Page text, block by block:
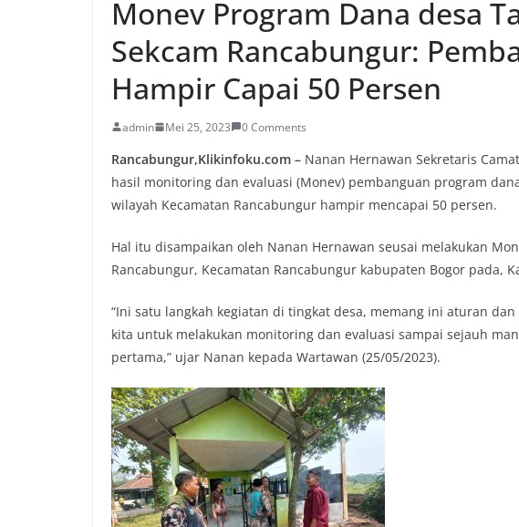
Monev Program Dana desa
Sekcam Rancabungur:
Hampir Capai 50 Persen
admin Mei 25, 2023 0 Comments
Rancabungur,Klikinfoku.com – Nanan Hernawan Sekretaris
hasil monitoring dan evaluasi (Monev) pembanguan program
wilayah Kecamatan Rancabungur hampir mencapai 50 persen.
Hal itu disampaikan oleh Nanan Hernawan seusai melakukan
Rancabungur, Kecamatan Rancabungur kabupaten Bogor pada,
“Ini satu langkah kegiatan di tingkat desa, memang ini aturan
kita untuk melakukan monitoring dan evaluasi sampai sejauh
pertama,” ujar Nanan kepada Wartawan (25/05/2023).